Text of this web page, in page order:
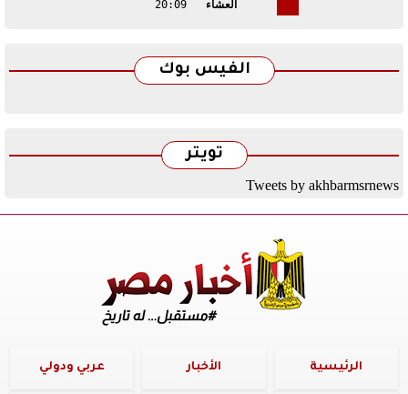
العشاء
20:09
الفيس بوك
تويتر
Tweets by akhbarmsrnews
الرئيسية الأخبار عربي ودولي